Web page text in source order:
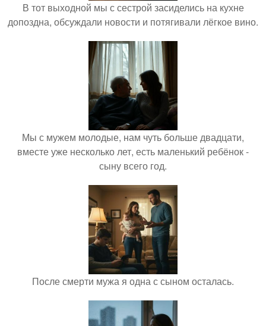
В тот выходной мы с сестрой засиделись на кухне
допоздна, обсуждали новости и потягивали лёгкое вино.
Мы с мужем молодые, нам чуть больше двадцати,
вместе уже несколько лет, есть маленький ребёнок -
сыну всего год.
После смерти мужа я одна с сыном осталась.